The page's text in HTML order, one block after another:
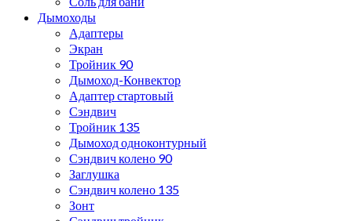
Дымоходы
Адаптеры
Экран
Тройник 90
Дымоход-Конвектор
Адаптер стартовый
Сэндвич
Тройник 135
Дымоход одноконтурный
Сэндвич колено 90
Заглушка
Сэндвич колено 135
Зонт